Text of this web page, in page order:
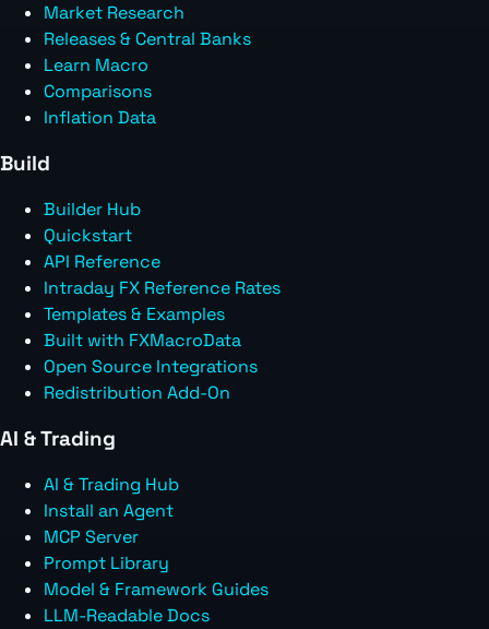
Market Research
Releases & Central Banks
Learn Macro
Comparisons
Inflation Data
Build
Builder Hub
Quickstart
API Reference
Intraday FX Reference Rates
Templates & Examples
Built with FXMacroData
Open Source Integrations
Redistribution Add-On
AI & Trading
AI & Trading Hub
Install an Agent
MCP Server
Prompt Library
Model & Framework Guides
LLM-Readable Docs